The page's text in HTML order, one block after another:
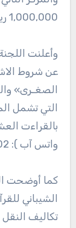
1,000,000 ريال.
وأعلنت
عن شروط
الصغـرى»
التي تشمل
بالقراءت
واتس آب ): 775494902 ــ 771945958
كما أوضحت
الشيباني
تكاليف